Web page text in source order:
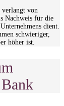
verlangt von
Nachweis für die
dient.
schwieriger,
höher ist.